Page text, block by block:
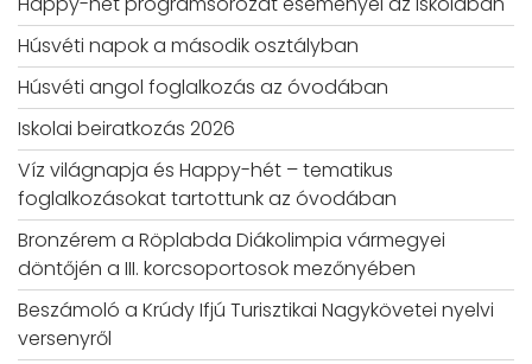
Húsvéti napok a második osztályban
Húsvéti angol foglalkozás az óvodában
Iskolai beiratkozás 2026
Víz világnapja és Happy-hét – tematikus
foglalkozásokat tartottunk az óvodában
Bronzérem a Röplabda Diákolimpia vármegyei
döntőjén a III. korcsoportosok mezőnyében
Beszámoló a Krúdy Ifjú Turisztikai Nagykövetei nyelvi
versenyről